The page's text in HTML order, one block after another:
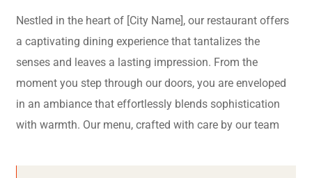
Nestled in the heart of [City Name], our restaurant offers
a captivating dining experience that tantalizes the
senses and leaves a lasting impression. From the
moment you step through our doors, you are enveloped
in an ambiance that effortlessly blends sophistication
with warmth. Our menu, crafted with care by our team